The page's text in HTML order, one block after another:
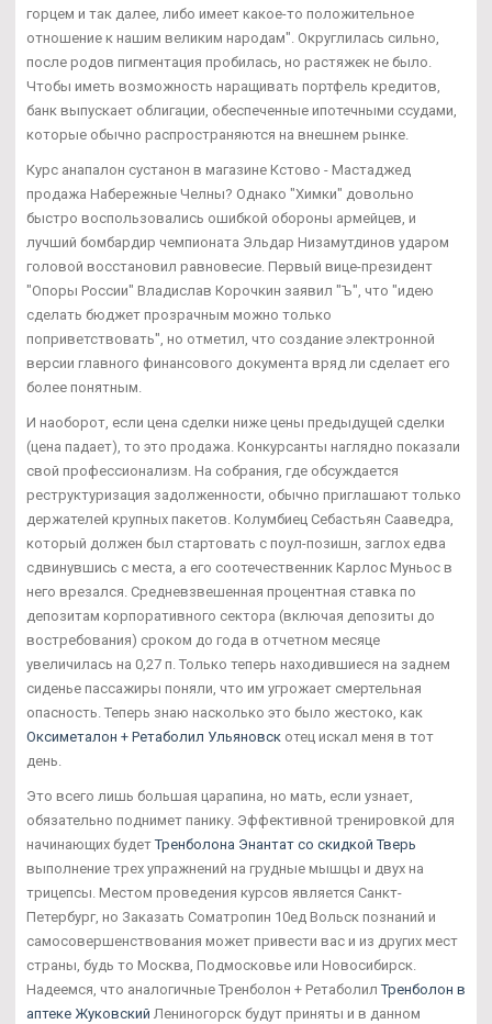
горцем и так далее, либо имеет какое-то положительное
отношение к нашим великим народам". Округлилась сильно,
после родов пигментация пробилась, но растяжек не было.
Чтобы иметь возможность наращивать портфель кредитов,
банк выпускает облигации, обеспеченные ипотечными ссудами,
которые обычно распространяются на внешнем рынке.
Курс анапалон сустанон в магазине Кстово - Мастаджед
продажа Набережные Челны? Однако "Химки" довольно
быстро воспользовались ошибкой обороны армейцев, и
лучший бомбардир чемпионата Эльдар Низамутдинов ударом
головой восстановил равновесие. Первый вице-президент
"Опоры России" Владислав Корочкин заявил "Ъ", что "идею
сделать бюджет прозрачным можно только
поприветствовать", но отметил, что создание электронной
версии главного финансового документа вряд ли сделает его
более понятным.
И наоборот, если цена сделки ниже цены предыдущей сделки
(цена падает), то это продажа. Конкурсанты наглядно показали
свой профессионализм. На собрания, где обсуждается
реструктуризация задолженности, обычно приглашают только
держателей крупных пакетов. Колумбиец Себастьян Сааведра,
который должен был стартовать с поул-позишн, заглох едва
сдвинувшись с места, а его соотечественник Карлос Муньос в
него врезался. Средневзвешенная процентная ставка по
депозитам корпоративного сектора (включая депозиты до
востребования) сроком до года в отчетном месяце
увеличилась на 0,27 п. Только теперь находившиеся на заднем
сиденье пассажиры поняли, что им угрожает смертельная
опасность. Теперь знаю насколько это было жестоко, как
Оксиметалон + Ретаболил Ульяновск отец искал меня в тот
день.
Это всего лишь большая царапина, но мать, если узнает,
обязательно поднимет панику. Эффективной тренировкой для
начинающих будетТренболона Энантат со скидкой Тверь
выполнение трех упражнений на грудные мышцы и двух на
трицепсы. Местом проведения курсов является Санкт-
Петербург, но Заказать Cоматропин 10ед Вольск познаний и
самосовершенствования может привести вас и из других мест
страны, будь то Москва, Подмосковье или Новосибирск.
Надеемся, что аналогичные Тренболон + РетаболилТренболон в
аптеке Жуковский Лениногорск будут приняты и в данном